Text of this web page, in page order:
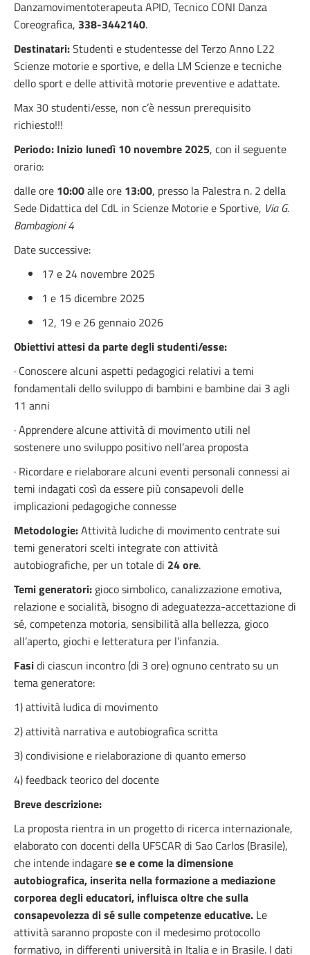
Danzamovimentoterapeuta APID, Tecnico CONI Danza
Coreografica, 338-3442140.
Destinatari:Studenti e studentesse del Terzo Anno L22
Scienze motorie e sportive, e della LM Scienze e tecniche
dello sport e delle attività motorie preventive e adattate.
Max 30 studenti/esse, non c’è nessun prerequisito
richiesto!!!
Periodo: Inizio lunedì 10 novembre 2025, con il seguente
orario:
dalle ore 10:00alle ore 13:00, presso la Palestra n. 2 della
Sede Didattica del CdL in Scienze Motorie e Sportive, Via G.
Bambagioni 4
Date successive:
17 e 24 novembre 2025
1 e 15 dicembre 2025
12, 19 e 26 gennaio 2026
Obiettivi attesi da parte degli studenti/esse:
· Conoscere alcuni aspetti pedagogici relativi a temi
fondamentali dello sviluppo di bambini e bambine dai 3 agli
11 anni
· Apprendere alcune attività di movimento utili nel
sostenere uno sviluppo positivo nell’area proposta
· Ricordare e rielaborare alcuni eventi personali connessi ai
temi indagati così da essere più consapevoli delle
implicazioni pedagogiche connesse
Metodologie:Attività ludiche di movimento centrate sui
temi generatori scelti integrate con attività
autobiografiche, per un totale di 24 ore.
Temi generatori: gioco simbolico, canalizzazione emotiva,
relazione e socialità, bisogno di adeguatezza-accettazione di
sé, competenza motoria, sensibilità alla bellezza, gioco
all’aperto, giochi e letteratura per l’infanzia.
Fasidi ciascun incontro (di 3 ore) ognuno centrato su un
tema generatore:
1) attività ludica di movimento
2) attività narrativa e autobiografica scritta
3) condivisione e rielaborazione di quanto emerso
4) feedback teorico del docente
Breve descrizione:
La proposta rientra in un progetto di ricerca internazionale,
elaborato con docenti della UFSCAR di Sao Carlos (Brasile),
che intende indagarese e come la dimensione
autobiografica, inserita nella formazione a mediazione
corporea degli educatori, influisca oltre che sulla
consapevolezza di sé sulle competenze educative. Le
attività saranno proposte con il medesimo protocollo
formativo, in differenti università in Italia e in Brasile. I dati